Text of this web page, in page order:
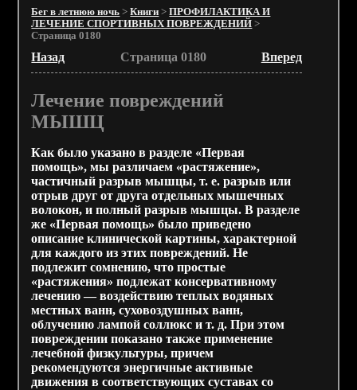
Бег в летнюю ночь >Книги >ПРОФИЛАКТИКА И
ЛЕЧЕНИЕ СПОРТИВНЫХ ПОВРЕЖДЕНИЙ >
Страница 0180
Назад Страница 0180 Вперед
Лечение повреждений
МЫШЦ
Как было указано в разделе «Первая
помощь», мы различаем «растяжение»,
частичный разрыв мышцы, т. е. разрыв или
отрыв друг от друга отдельных мышечных
волокон, и полный разрыв мышцы. В разделе
же «Первая помощь» было приведено
описание клинической картины, характерной
для каждого из этих повреждений. Не
подлежит сомнению, что простые
«растяжения» подлежат консервативному
лечению — воздействию теплых водяных
местных ванн, суховоздушных ванн,
облучению лампой соллюкс и т. д. При этом
повреждении показано также применение
лечебной физкультуры, причем
рекомендуются энергичные активные
движения в соответствующих суставах со